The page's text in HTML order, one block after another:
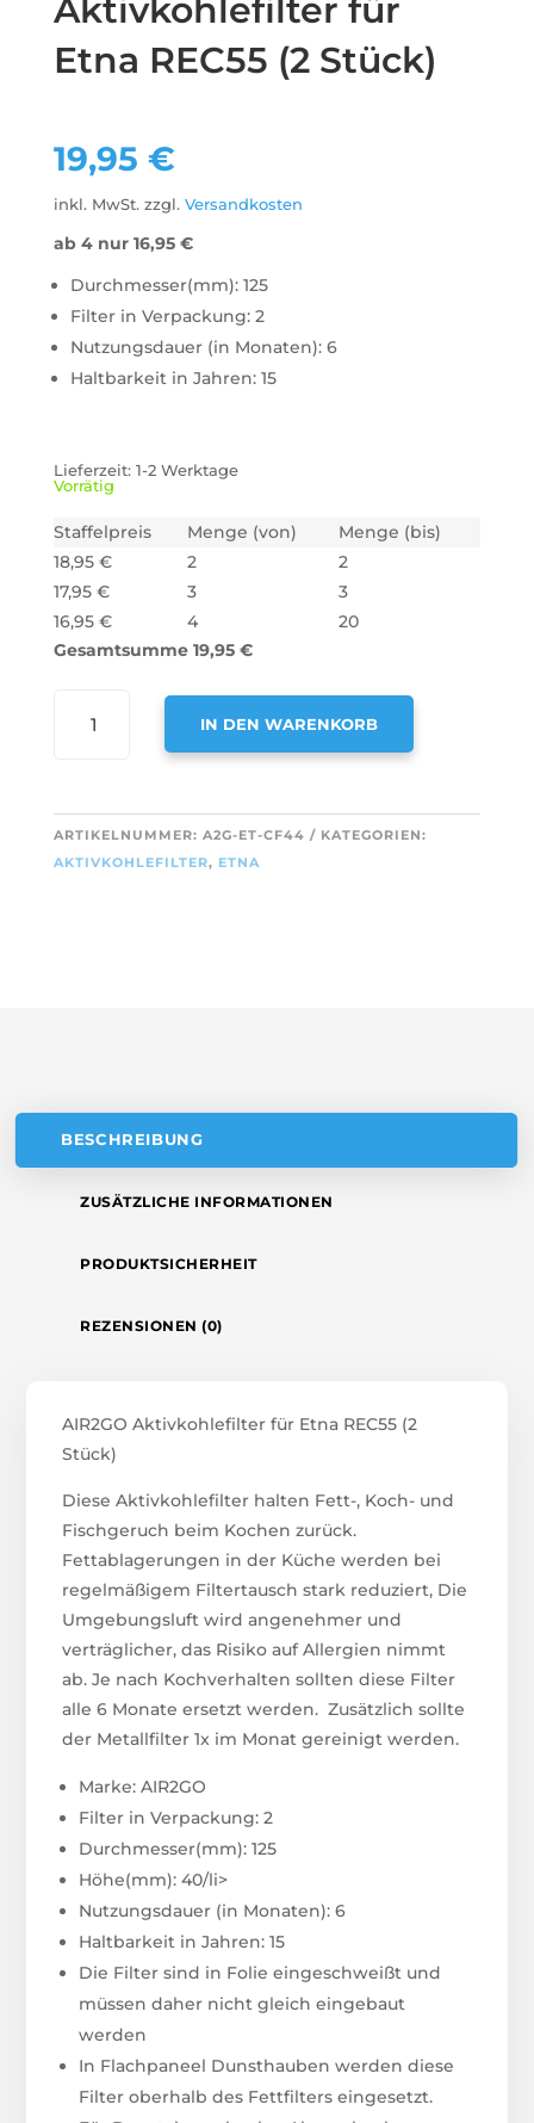
Aktivkohlefilter für
Etna REC55 (2 Stück)
19,95 €
inkl. MwSt. zzgl. Versandkosten
ab 4 nur 16,95 €
Durchmesser(mm): 125
Filter in Verpackung: 2
Nutzungsdauer (in Monaten): 6
Haltbarkeit in Jahren: 15
Lieferzeit: 1-2 Werktage
Vorrätig
Staffelpreis Menge (von)
Menge (bis)
18,95 € 2
2
17,95 € 3
3
16,95 € 4
20
Gesamtsumme 19,95 €
AKTIVKOHLEFILTER
REC55
(2
STÜCK)
IN DEN WARENKORB
T
E
ARTIKELNUMMER: A2G-ET-CF44
KATEGORIEN:
AKTIVKOHLEFILTER, ETNA
BESCHREIBUNG
ZUSÄTZLICHE INFORMATIONEN
PRODUKTSICHERHEIT
REZENSIONEN (0)
AIR2GO Aktivkohlefilter für Etna REC55 (2
Stück)
Diese Aktivkohlefilter halten Fett-, Koch- und
Fischgeruch beim Kochen zurück.
Fettablagerungen in der Küche werden bei
regelmäßigem Filtertausch stark reduziert, Die
Umgebungsluft wird angenehmer und
verträglicher, das Risiko auf Allergien nimmt
ab. Je nach Kochverhalten sollten diese Filter
alle 6 Monate ersetzt werden. Zusätzlich sollte
der Metallfilter 1x im Monat gereinigt werden.
Marke: AIR2GO
Filter in Verpackung: 2
Durchmesser(mm): 125
Höhe(mm): 40/li>
Nutzungsdauer (in Monaten): 6
Haltbarkeit in Jahren: 15
Die Filter sind in Folie eingeschweißt und
müssen daher nicht gleich eingebaut
werden
In Flachpaneel Dunsthauben werden diese
Filter oberhalb des Fettfilters eingesetzt.